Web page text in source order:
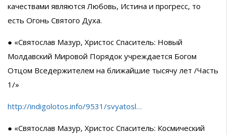
качествами являются Любовь, Истина и прогресс, то
есть Огонь Святого Духа.
● «Святослав Мазур, Христос Спаситель: Новый
Молдавский Мировой Порядок учреждается Богом
Отцом Вседержителем на ближайшие тысячу лет /Часть
1/»‎
http://indigolotos.info/9531/svyatosl…
● «‎Святослав Мазур, Христос Спаситель: Космический